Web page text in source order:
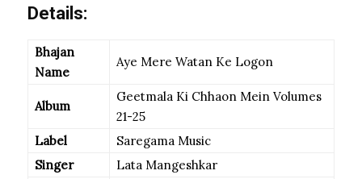
Details:
Bhajan
Name
Aye Mere Watan Ke Logon
Album
Geetmala Ki Chhaon Mein Volumes
21-25
Label
Saregama Music
Singer
Lata Mangeshkar